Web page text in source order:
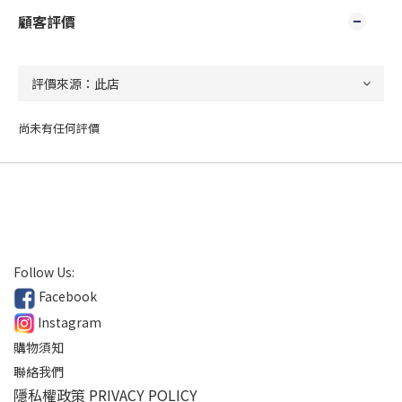
顧客評價
尚未有任何評價
Follow Us:
Facebook
Instagram
購物須知
聯絡我們
隱私權政策 PRIVACY POLICY